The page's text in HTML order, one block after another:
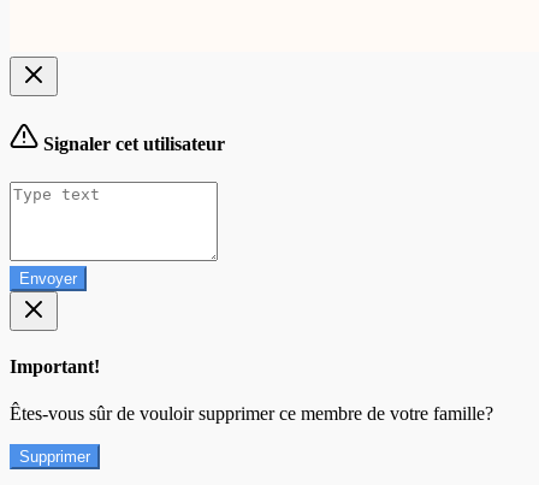
Signaler cet utilisateur
Envoyer
Important!
Êtes-vous sûr de vouloir supprimer ce membre de votre famille?
Supprimer